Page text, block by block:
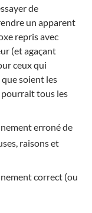
de
un apparent
repris avec
(et agaçant
ceux qui
soient les
pourrait tous les
erroné de
raisons et
correct (ou